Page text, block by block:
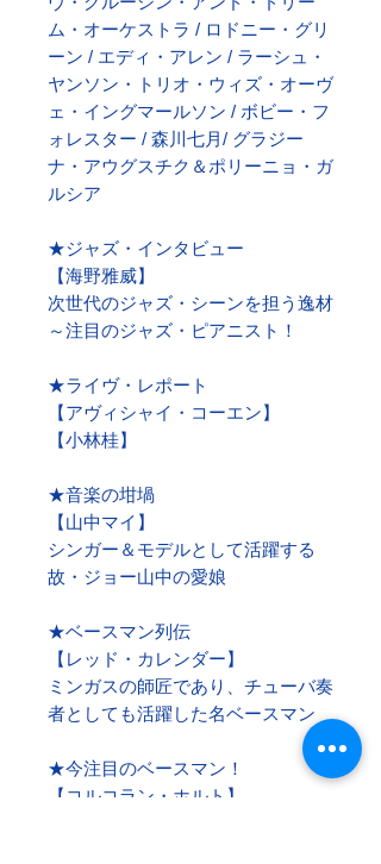
ム・オーケストラ / ロドニー・グリ
ーン / エディ・アレン / ラーシュ・
ヤンソン・トリオ・ウィズ・オーヴ
ェ・イングマールソン / ボビー・フ
ォレスター / 森川七月/ グラジー
ナ・アウグスチク＆ポリーニョ・ガ
ルシア
★ジャズ・インタビュー
【海野雅威】
次世代のジャズ・シーンを担う逸材
～注目のジャズ・ピアニスト！
★ライヴ・レポート
【アヴィシャイ・コーエン】
【小林桂】
★音楽の坩堝
【山中マイ】
シンガー＆モデルとして活躍する
故・ジョー山中の愛娘
★ベースマン列伝
【レッド・カレンダー】
ミンガスの師匠であり、チューバ奏
者としても活躍した名ベースマン
★今注目のベースマン！
【コルコラン・ホルト】